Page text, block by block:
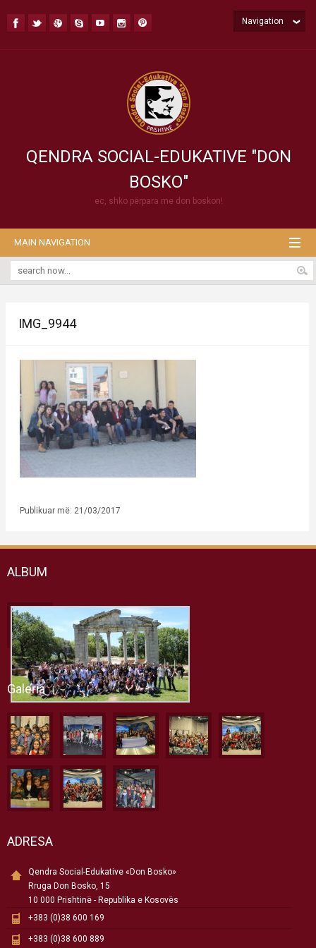
QENDRA SOCIAL-EDUKATIVE "DON
BOSKO"
ec, shko përpara me don boskon!
Navigation
MAIN NAVIGATION
IMG_9944
Publikuar më: 21/03/2017
ALBUM
Galeria
ADRESA
Qendra Social-Edukative «Don Bosko»
Rruga Don Bosko, 15
10 000 Prishtinë - Republika e Kosovës
+383 (0)38 600 169
+383 (0)38 600 889